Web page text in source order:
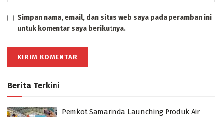
Simpan nama, email, dan situs web saya pada peramban ini
untuk komentar saya berikutnya.
Berita Terkini
Pemkot Samarinda Launching Produk Air